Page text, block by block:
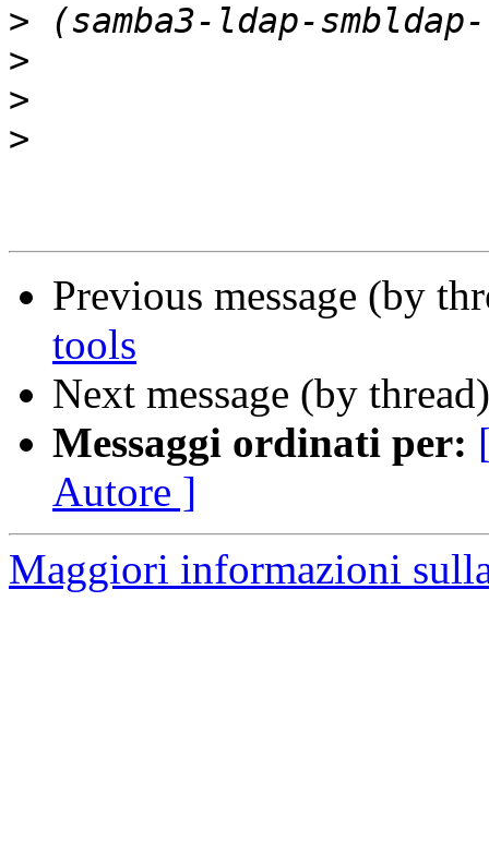
>
>
>
>
Previous message (by
tools
Next message (by
Messaggi ordinati per:
Autore ]
Maggiori informazioni